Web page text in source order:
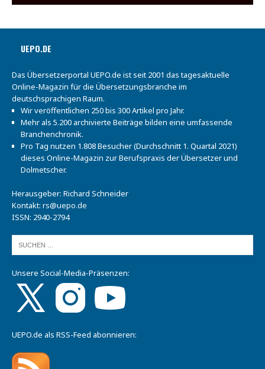
UEPO.DE
Das Übersetzerportal UEPO.de ist seit 2001 das tagesaktuelle
Online-Magazin für die Übersetzungsbranche im
deutschsprachigen Raum.
Wir veröffentlichen 250 bis 300 Artikel pro Jahr.
Mehr als 5.200 archivierte Beiträge bilden eine umfassende
Branchenchronik.
Pro Tag nutzen 1.808 Besucher (Durchschnitt 1. Quartal 2021)
dieses Online-Magazin zur Berufspraxis der Übersetzer und
Dolmetscher.
Herausgeber: Richard Schneider
Kontakt: rs@uepo.de
ISSN: 2940-2794
Unsere Social-Media-Präsenzen:
UEPO.de als RSS-Feed abonnieren: